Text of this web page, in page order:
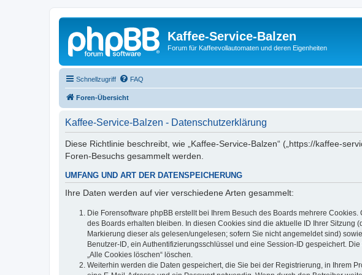
Kaffee-Service-Balzen
Forum für Kaffeevollautomaten und deren Eigenheiten
Schnellzugriff FAQ
Foren-Übersicht
Kaffee-Service-Balzen - Datenschutzerklärung
Diese Richtlinie beschreibt, wie „Kaffee-Service-Balzen“ („https://kaffee-
Foren-Besuchs gesammelt werden.
UMFANG UND ART DER DATENSPEICHERUNG
Ihre Daten werden auf vier verschiedene Arten gesammelt:
Die Forensoftware phpBB erstellt bei Ihrem Besuch des Boards mehrere
des Boards erhalten bleiben. In diesen Cookies sind die aktuelle ID Ihrer
Markierung dieser als gelesen/ungelesen; sofern Sie nicht angemeldet sind)
Benutzer-ID, ein Authentifizierungsschlüssel und eine Session-ID gespeichert.
„Alle Cookies löschen“ löschen.
Weiterhin werden die Daten gespeichert, die Sie bei der Registrierung, in Ihrem